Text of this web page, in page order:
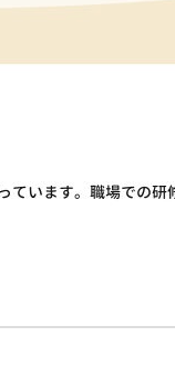
います。職場での研